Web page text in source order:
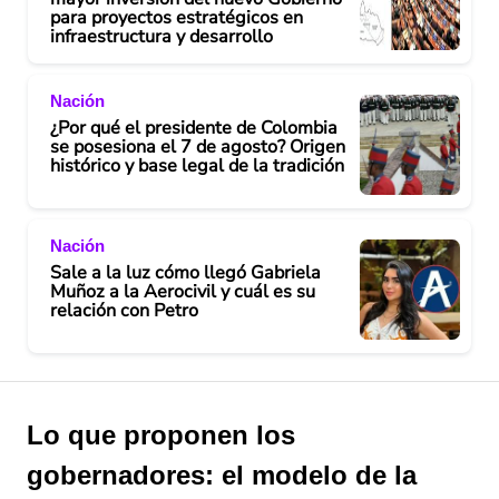
para proyectos estratégicos en
infraestructura y desarrollo
Nación
¿Por qué el presidente de Colombia
se posesiona el 7 de agosto? Origen
histórico y base legal de la tradición
Nación
Sale a la luz cómo llegó Gabriela
Muñoz a la Aerocivil y cuál es su
relación con Petro
Lo que proponen los
gobernadores: el modelo de la